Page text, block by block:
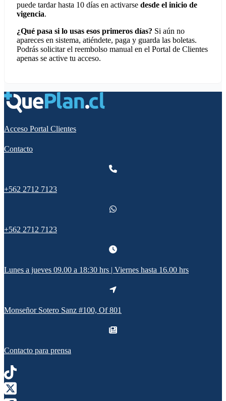
puede tardar hasta 10 días en activarse desde el inicio de
vigencia.
¿Qué pasa si lo usas esos primeros días? Si aún no
apareces en sistema, atiéndete, paga y guarda las boletas.
Podrás solicitar el reembolso manual en el Portal de Clientes
apenas se active tu acceso.
Acceso Portal Clientes
Contacto
+562 2712 7123
+562 2712 7123
Lunes a jueves 09.00 a 18:30 hrs | Viernes hasta 16.00 hrs
Monseñor Sotero Sanz #100, Of 801
Contacto para prensa